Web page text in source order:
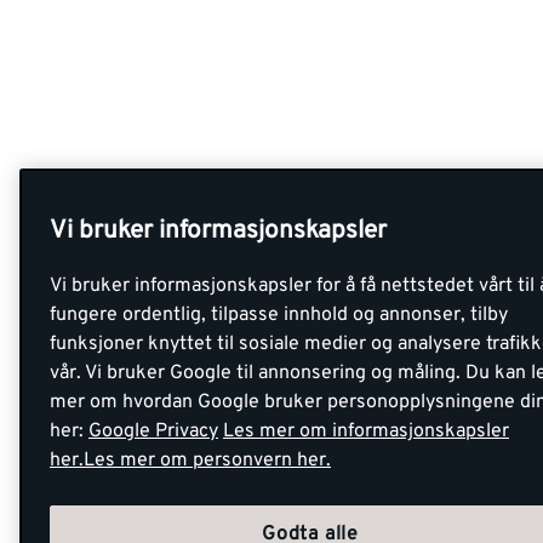
Vi bruker informasjonskapsler
Vi bruker informasjonskapsler for å få nettstedet vårt til
fungere ordentlig, tilpasse innhold og annonser, tilby
funksjoner knyttet til sosiale medier og analysere
vår. Vi bruker Google til annonsering og måling. Du kan
mer om hvordan Google bruker personopplysningene
her: Google Privacy Les mer om informasjonskapsler
her.Les mer om personvern her.
Godta alle